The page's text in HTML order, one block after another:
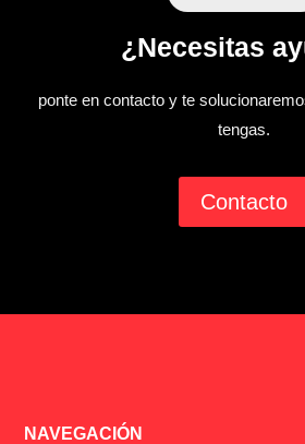
¿Necesitas
ponte en contacto y te
tengas.
Contacto
NAVEGACIÓN